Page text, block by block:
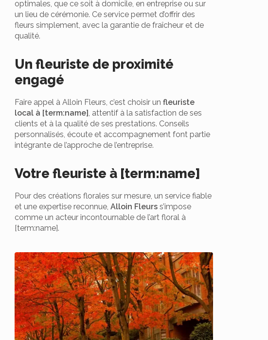
optimales, que ce soit à domicile, en entreprise ou sur
un lieu de cérémonie. Ce service permet d’offrir des
fleurs simplement, avec la garantie de fraîcheur et de
qualité.
Un fleuriste de proximité
engagé
Faire appel à Alloin Fleurs, c’est choisir un fleuriste
local à [term:name], attentif à la satisfaction de ses
clients et à la qualité de ses prestations. Conseils
personnalisés, écoute et accompagnement font partie
intégrante de l’approche de l’entreprise.
Votre fleuriste à [term:name]
Pour des créations florales sur mesure, un service fiable
et une expertise reconnue, Alloin Fleurs s’impose
comme un acteur incontournable de l’art floral à
[term:name].